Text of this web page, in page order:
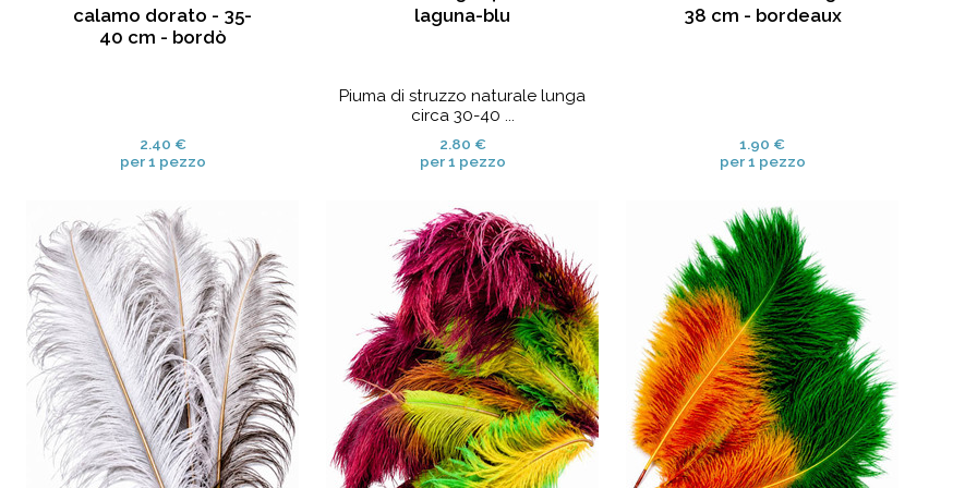
calamo dorato - 35-
40 cm - bordò
2.40 €
per 1 pezzo
laguna-blu
Piuma di struzzo naturale lunga
circa 30-40 ...
2.80 €
per 1 pezzo
38 cm - bordeaux
1.90 €
per 1 pezzo